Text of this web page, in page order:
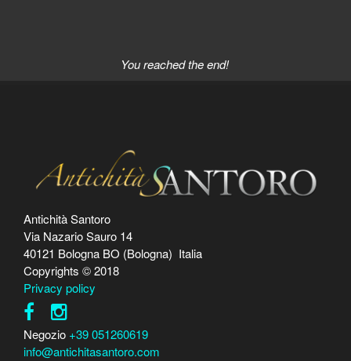
You reached the end!
Antichità Santoro
Via Nazario Sauro 14
40121 Bologna BO (Bologna) Italia
Copyrights © 2018
Privacy policy
Negozio +39 051260619
info@antichitasantoro.com